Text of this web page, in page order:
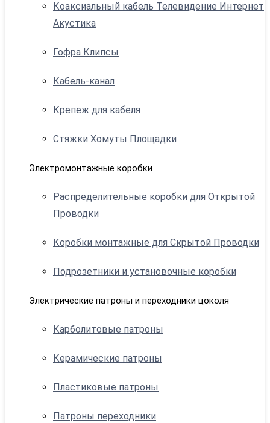
Коаксиальный кабель Телевидение Интернет
Акустика
Гофра Клипсы
Кабель-канал
Крепеж для кабеля
Стяжки Хомуты Площадки
Электромонтажные коробки
Распределительные коробки для Открытой
Проводки
Коробки монтажные для Скрытой Проводки
Подрозетники и установочные коробки
Электрические патроны и переходники цоколя
Карболитовые патроны
Керамические патроны
Пластиковые патроны
Патроны переходники